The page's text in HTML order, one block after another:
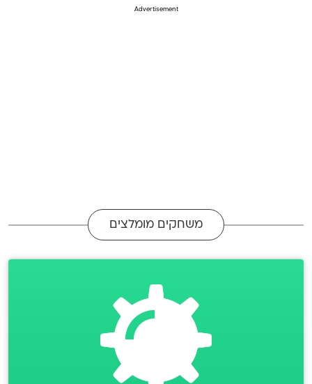
משחקים מומלצים